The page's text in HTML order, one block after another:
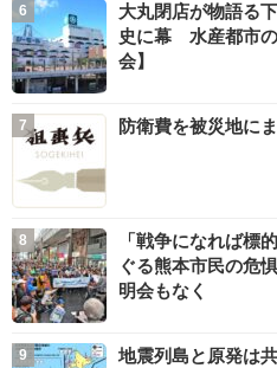
大丸閉店が物語る
史に幕 水産都市
会】
防衛費を被災地に
「戦争になれば
ぐる熊本市民の危
明会もなく
地震列島と原発は